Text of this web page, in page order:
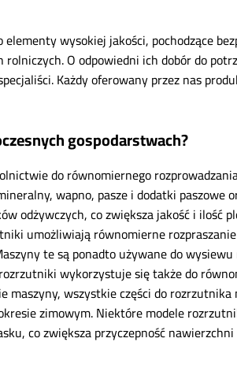
wysokiej jakości, pochodzące
O odpowiedni ich dobór do
Każdy oferowany przez nas
gospodarstwach?
do równomiernego
wapno, pasze i dodatki paszowe
odżywczych, co zwiększa jakość i ilość
umożliwiają równomierne
te są ponadto używane do
wykorzystuje się także do
maszyny, wszystkie części do rozrzutnika
zimowym. Niektóre modele
co zwiększa przyczepność